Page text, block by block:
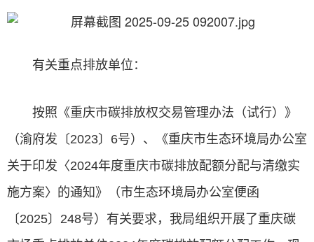
有关重点排放单位：
按照《重庆市碳排放权交易管理办法（试行）》
（渝府发〔2023〕6号）、《重庆市生态环境局办公室
关于印发〈2024年度重庆市碳排放配额分配与清缴实
施方案〉的通知》（市生态环境局办公室便函
〔2025〕248号）有关要求，我局组织开展了重庆碳